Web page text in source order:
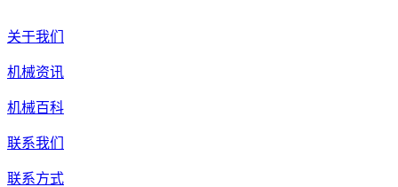
关于我们
机械资讯
机械百科
联系我们
联系方式